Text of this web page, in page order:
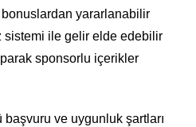
bonuslardan yararlanabilir
sistemi ile gelir elde edebilir
sponsorlu içerikler
ve uygunluk şartları